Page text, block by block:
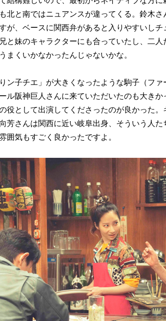
北と南ではニュアンスが違ってくる。鈴木
が、ベースに関西弁があると入りやすいし
と妹のキャラクターにも合っていたし、二
まくいかなかったんじゃないかな。
ン子チエ」が大きくなったような駒子（フ
ル阪神巨人さんに来ていただいたのも大き
役として出演してくださったのが良かった
芳さんは関西に近い岐阜出身、そういう人
囲気もすごく良かったですよ。